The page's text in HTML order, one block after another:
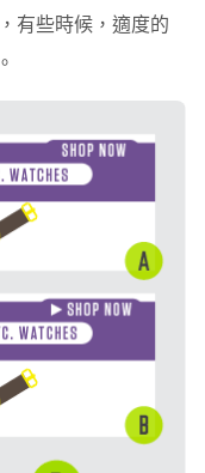
有些時候，適度的